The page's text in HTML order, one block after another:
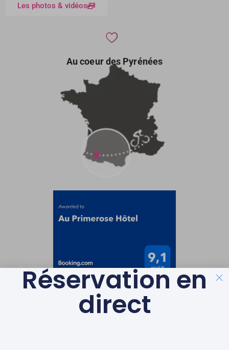
Les photos & vidéos
Au coeur des Pyrénées
LABELS & GAGES DE
Réservation en
direct